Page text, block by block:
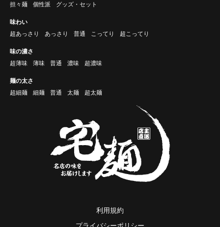
担々麺
個性派 グッズ・セット
味わい
超あっさり
あっさり 普通 こってり 超こってり
味の濃さ
超薄味
薄味 普通 濃味 超濃味
麺の太さ
超細麺
細麺 普通 太麺 超太麺
利用規約